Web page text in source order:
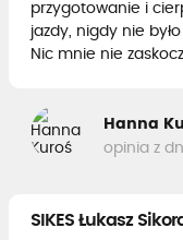
przygotowanie i
jazdy, nigdy nie
Nic mnie nie
Hanna
opinia z
SIKES Łukasz